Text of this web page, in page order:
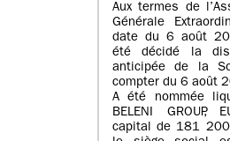
Aux termes de
Générale
date du 6 août
été décidé la
anticipée de la
compter du 6 août
A été nommée
BELENI GROUP,
capital de 181